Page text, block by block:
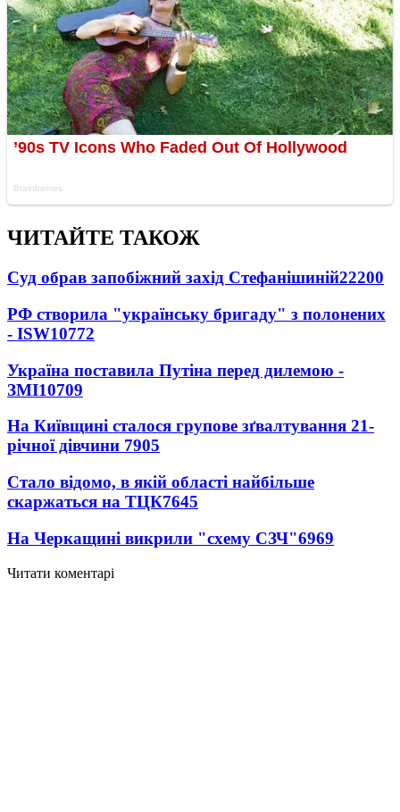
ЧИТАЙТЕ ТАКОЖ
Суд обрав запобіжний захід Стефанішиній22200
РФ створила "українську бригаду" з полонених
- ISW10772
Україна поставила Путіна перед дилемою -
ЗМІ10709
На Київщині сталося групове зґвалтування 21-
річної дівчини 7905
Стало відомо, в якій області найбільше
скаржаться на ТЦК7645
На Черкащині викрили "схему СЗЧ"6969
Читати коментарі